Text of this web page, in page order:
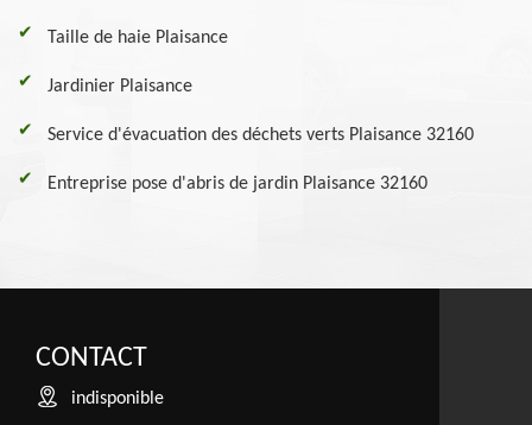
Taille de haie Plaisance
Jardinier Plaisance
Service d'évacuation des déchets verts Plaisance 32160
Entreprise pose d'abris de jardin Plaisance 32160
CONTACT
indisponible